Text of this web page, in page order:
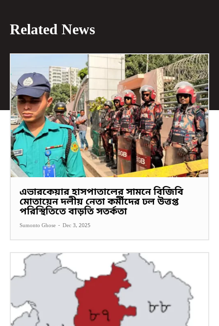
Related News
এভারকেয়ার হাসপাতালের সামনে বিজিবি
মোতায়েন দলীয় নেতা কর্মীদের ঢল উত্তপ্ত
পরিস্থিতিতে বাড়তি সতর্কতা
Sumonto Ghose - Dec 3, 2025